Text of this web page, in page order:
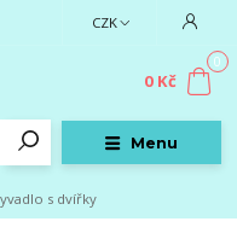
Menu
CZK
0
0 Kč
s dvířky